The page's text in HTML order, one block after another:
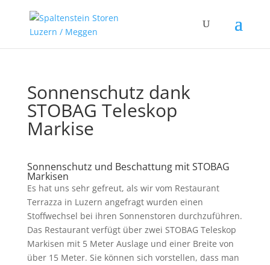
Sonnenschutz dank
STOBAG Teleskop
Markise
Sonnenschutz und Beschattung mit STOBAG
Markisen
Es hat uns sehr gefreut, als wir vom Restaurant
Terrazza in Luzern angefragt wurden einen
Stoffwechsel bei ihren Sonnenstoren durchzuführen.
Das Restaurant verfügt über zwei STOBAG Teleskop
Markisen mit 5 Meter Auslage und einer Breite von
über 15 Meter. Sie können sich vorstellen, dass man